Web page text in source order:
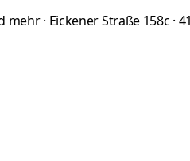
· Eickener Straße 158c ·